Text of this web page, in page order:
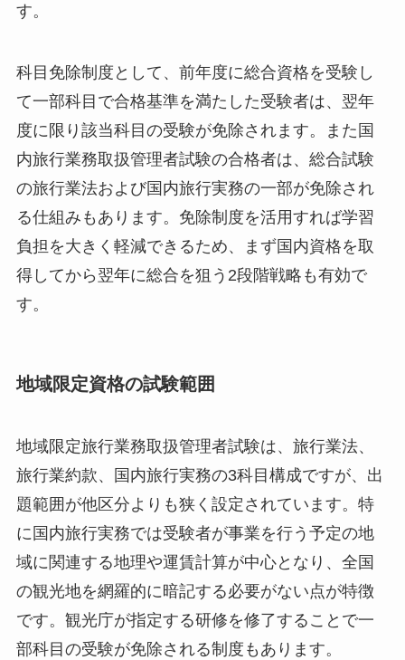
す。
科目免除制度として、前年度に総合資格を受験し
て一部科目で合格基準を満たした受験者は、翌年
度に限り該当科目の受験が免除されます。また国
内旅行業務取扱管理者試験の合格者は、総合試験
の旅行業法および国内旅行実務の一部が免除され
る仕組みもあります。免除制度を活用すれば学習
負担を大きく軽減できるため、まず国内資格を取
得してから翌年に総合を狙う2段階戦略も有効で
す。
地域限定資格の試験範囲
地域限定旅行業務取扱管理者試験は、旅行業法、
旅行業約款、国内旅行実務の3科目構成ですが、出
題範囲が他区分よりも狭く設定されています。特
に国内旅行実務では受験者が事業を行う予定の地
域に関連する地理や運賃計算が中心となり、全国
の観光地を網羅的に暗記する必要がない点が特徴
です。観光庁が指定する研修を修了することで一
部科目の受験が免除される制度もあります。